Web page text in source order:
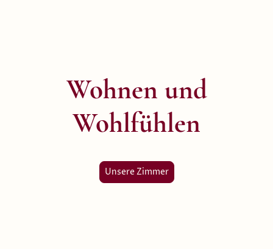
Wohnen und
Wohlfühlen
Unsere Zimmer